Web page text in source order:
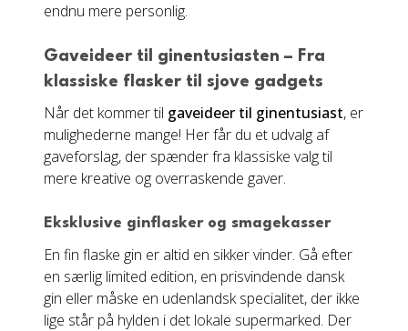
endnu mere personlig.
Gaveideer til ginentusiasten – Fra
klassiske flasker til sjove gadgets
Når det kommer til gaveideer til ginentusiast, er
mulighederne mange! Her får du et udvalg af
gaveforslag, der spænder fra klassiske valg til
mere kreative og overraskende gaver.
Eksklusive ginflasker og smagekasser
En fin flaske gin er altid en sikker vinder. Gå efter
en særlig limited edition, en prisvindende dansk
gin eller måske en udenlandsk specialitet, der ikke
lige står på hylden i det lokale supermarked. Der